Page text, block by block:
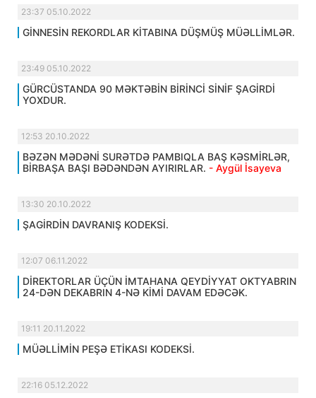
23:37 05.10.2022
GİNNESİN REKORDLAR KİTABINA DÜŞMÜŞ MÜƏLLİMLƏR.
23:49 05.10.2022
GÜRCÜSTANDA 90 MƏKTƏBİN BİRİNCİ SİNİF ŞAGİRDİ
YOXDUR.
12:53 20.10.2022
BƏZƏN MƏDƏNİ SURƏTDƏ PAMBIQLA BAŞ KƏSMİRLƏR,
BİRBAŞA BAŞI BƏDƏNDƏN AYIRIRLAR. - Aygül İsayeva
13:30 20.10.2022
ŞAGİRDİN DAVRANIŞ KODEKSİ.
12:07 06.11.2022
DİREKTORLAR ÜÇÜN İMTAHANA QEYDİYYAT OKTYABRIN
24-DƏN DEKABRIN 4-NƏ KİMİ DAVAM EDƏCƏK.
19:11 20.11.2022
MÜƏLLİMİN PEŞƏ ETİKASI KODEKSİ.
22:16 05.12.2022